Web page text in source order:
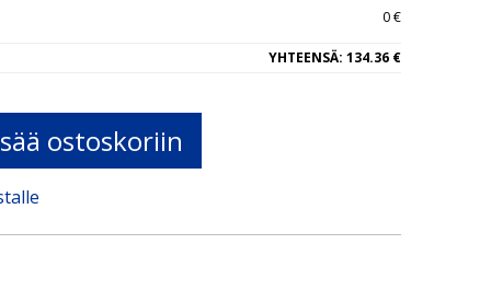
0 €
YHTEENSÄ: 134.36 €
ostoskoriin